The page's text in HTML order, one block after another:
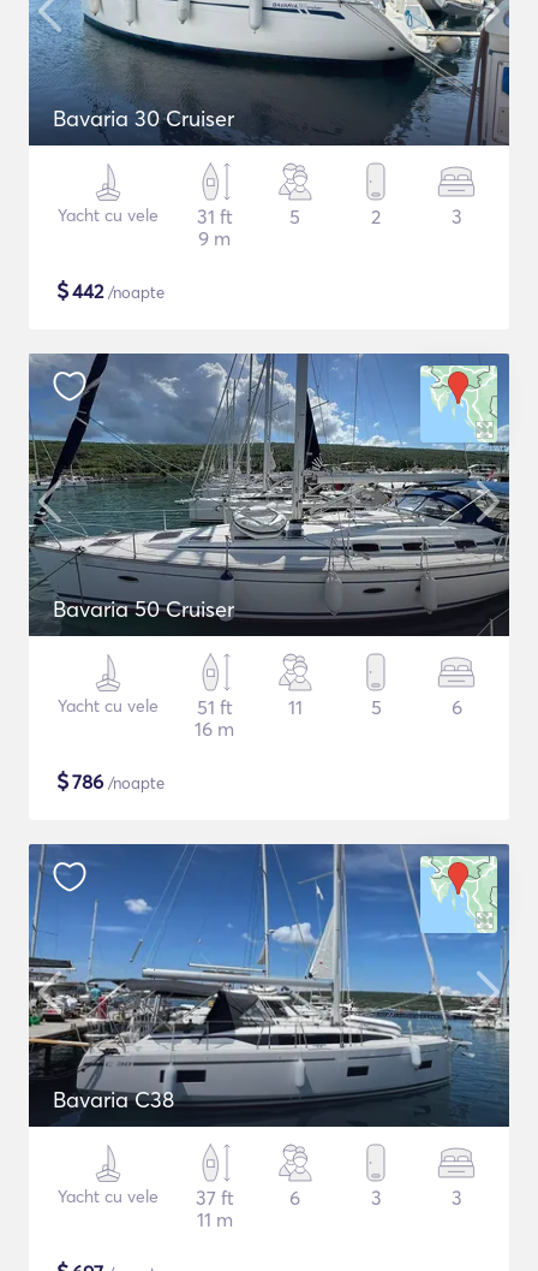
Bavaria 30 Cruiser
Yacht cu vele
31 ft
9 m
5 2 3
$442/noapte
Bavaria 50 Cruiser
Yacht cu vele
51 ft
16 m
11 5 6
$786 /noapte
Bavaria C38
Yacht cu vele
37 ft
11 m
6 3 3